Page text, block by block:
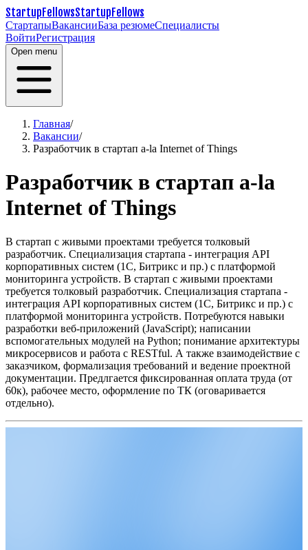
StartupFellowsStartupFellows
СтартапыВакансииБаза резюмеСпециалисты
ВойтиРегистрация
Open menu
Главная/
Вакансии/
Разработчик в стартап a-la Internet of Things
Разработчик в стартап a-la
Internet of Things
В стартап с живыми проектами требуется толковый
разработчик. Специализация стартапа - интеграция API
корпоративных систем (1С, Битрикс и пр.) с платформой
мониторинга устройств. В стартап с живыми проектами
требуется толковый разработчик. Специализация стартапа -
интеграция API корпоративных систем (1С, Битрикс и пр.) с
платформой мониторинга устройств. Потребуются навыки
разработки веб-приложений (JavaScript); написании
вспомогательных модулей на Python; понимание архитектуры
микросервисов и работа с RESTful. А также взаимодействие с
заказчиком, формализация требований и ведение проектной
документации. Предлгается фиксированная оплата труда (от
60к), рабочее место, оформление по ТК (оговаривается
отдельно).